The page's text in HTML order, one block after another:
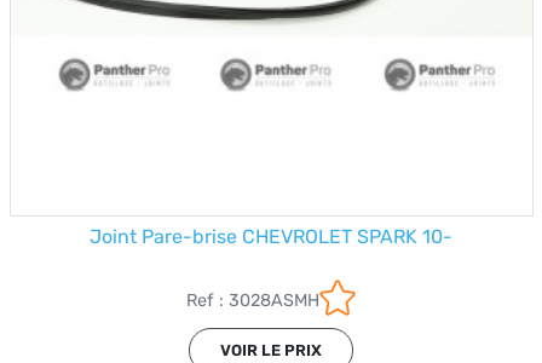
Joint Pare-brise CHEVROLET SPARK 10-
Ref : 3028ASMH
VOIR LE PRIX